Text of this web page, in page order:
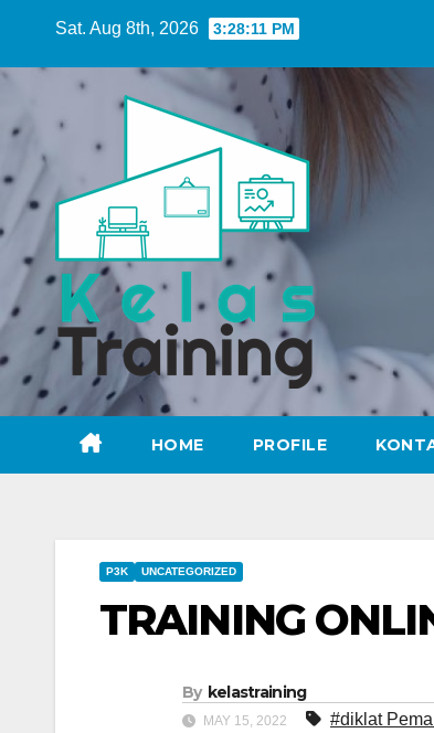
content
Sat. Aug 8th, 2026 3:28:13 PM
HOME PROFILE
P3K UNCATEGORIZED
TRAINING
By kelastraining
MAY 15, 2022 #diklat